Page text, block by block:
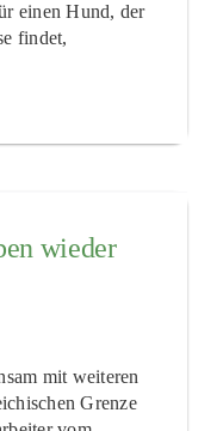
einen Hund, der
findet,
wieder
mit weiteren
Grenze